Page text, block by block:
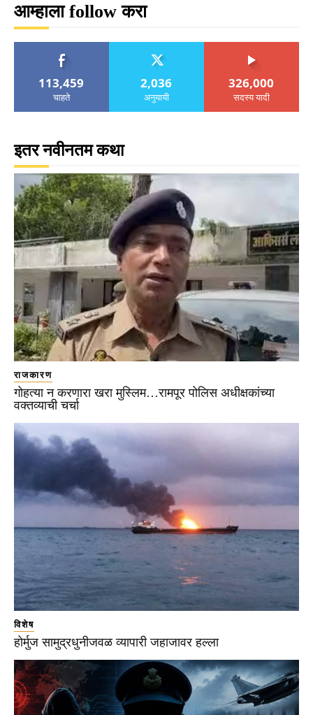
आम्हाला follow करा
113,459
चाहते
2,036
अनुयायी
326,000
सदस्य यादी
इतर नवीनतम कथा
राजकारण
गोहत्या न करणारा खरा मुस्लिम…रामपूर पोलिस अधीक्षकांच्या
वक्तव्याची चर्चा
विशेष
होर्मुज सामुद्रधुनीजवळ व्यापारी जहाजावर हल्ला